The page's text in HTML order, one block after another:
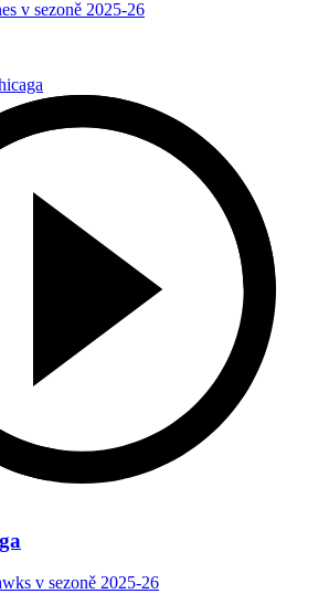
v sezoně 2025-26
v sezoně 2025-26